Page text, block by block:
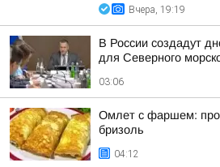
Вчера, 19:19
В России создадут
для Северного
03:06
Омлет с фаршем:
бризоль
04:12